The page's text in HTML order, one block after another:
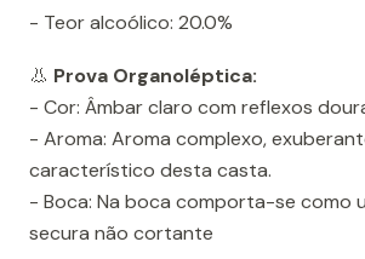
- Teor alcoólico: 20.0%
👃 Prova Organoléptica:
- Cor: Âmbar claro com reflexos
- Aroma: Aroma complexo,
característico desta casta.
- Boca: Na boca comporta-se como
secura não cortante